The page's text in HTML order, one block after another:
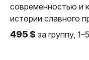
современностью и
истории славного
495 $ за группу,